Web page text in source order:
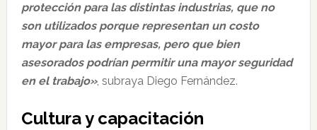
protección para las distintas industrias, que no
son utilizados porque representan un costo
mayor para las empresas, pero que bien
asesorados podrían permitir una mayor seguridad
en el trabajo», subraya Diego Fernández.
Cultura y capacitación